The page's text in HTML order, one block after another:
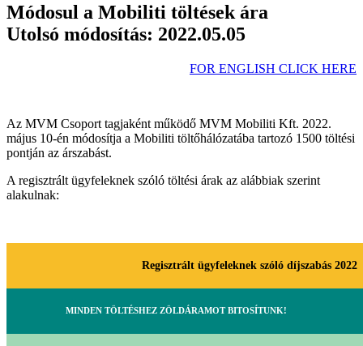
Módosul a Mobiliti töltések ára
Utolsó módosítás: 2022.05.05
FOR ENGLISH CLICK HERE
Az MVM Csoport tagjaként működő MVM Mobiliti Kft. 2022.
május 10-én módosítja a Mobiliti töltőhálózatába tartozó 1500 töltési
pontján az árszabást.
A regisztrált ügyfeleknek szóló töltési árak az alábbiak szerint
alakulnak:
Regisztrált ügyfeleknek szóló díjszabás 2022
MINDEN TÖLTÉSHEZ ZÖLDÁRAMOT BITOSÍTUNK!